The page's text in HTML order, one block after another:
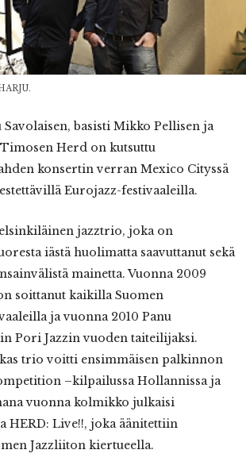
Savolaisen, basisti Mikko Pellisen ja
Herd on kutsuttu
konsertin verran Mexico Cityssä
Eurojazz-festivaaleilla.
jazztrio, joka on
iästä huolimatta saavuttanut sekä
mainetta. Vuonna 2009
soittanut kaikilla Suomen
ja vuonna 2010 Panu
Pori Jazzin vuoden taiteilijaksi.
trio voitti ensimmäisen palkinnon
–kilpailussa Hollannissa ja
vuonna kolmikko julkaisi
HERD: Live!!, joka äänitettiin
Jazzliiton kiertueella.